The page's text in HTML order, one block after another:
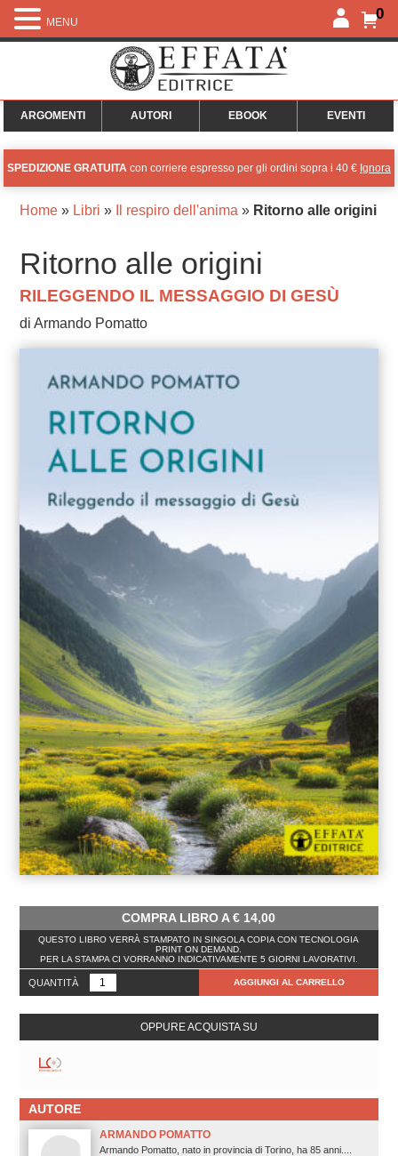
0
ARGOMENTI AUTORI EBOOK EVENTI
SPEDIZIONE GRATUITA con corriere espresso per gli ordini sopra i 40 € Ignora
Home» Libri » Il respiro dell'anima » Ritorno alle origini
Ritorno alle origini
RILEGGENDO IL MESSAGGIO DI GESÙ
di Armando Pomatto
COMPRA LIBRO A€ 14,00
QUESTO LIBRO VERRÀ STAMPATO IN SINGOLA COPIA CON TECNOLOGIA
PRINT ON DEMAND.
PER LA STAMPA CI VORRANNO INDICATIVAMENTE 5 GIORNI LAVORATIVI.
QUANTITÀ AGGIUNGI AL CARRELLO
OPPURE ACQUISTA SU
AUTORE
ARMANDO POMATTO
Armando Pomatto, nato in provincia di Torino, ha 85 anni....
MENU